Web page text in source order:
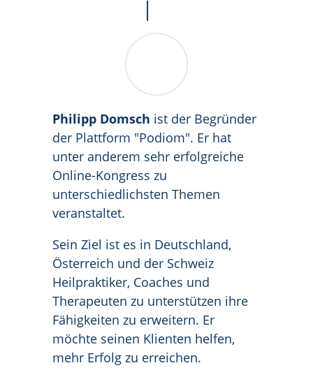
Philipp Domsch ist der Begründer
der Plattform "Podiom". Er hat
unter anderem sehr erfolgreiche
Online-Kongress zu
unterschiedlichsten Themen
veranstaltet.
Sein Ziel ist es in Deutschland,
Österreich und der Schweiz
Heilpraktiker, Coaches und
Therapeuten zu unterstützen ihre
Fähigkeiten zu erweitern. Er
möchte seinen Klienten helfen,
mehr Erfolg zu erreichen.